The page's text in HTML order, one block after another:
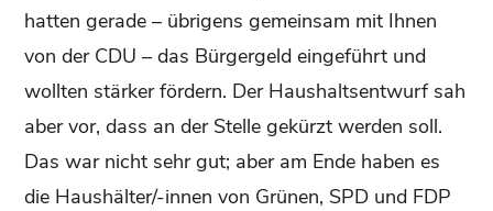
hatten gerade – übrigens gemeinsam mit Ihnen
von der CDU – das Bürgergeld eingeführt und
wollten stärker fördern. Der Haushaltsentwurf sah
aber vor, dass an der Stelle gekürzt werden soll.
Das war nicht sehr gut; aber am Ende haben es
die Haushälter/-innen von Grünen, SPD und FDP